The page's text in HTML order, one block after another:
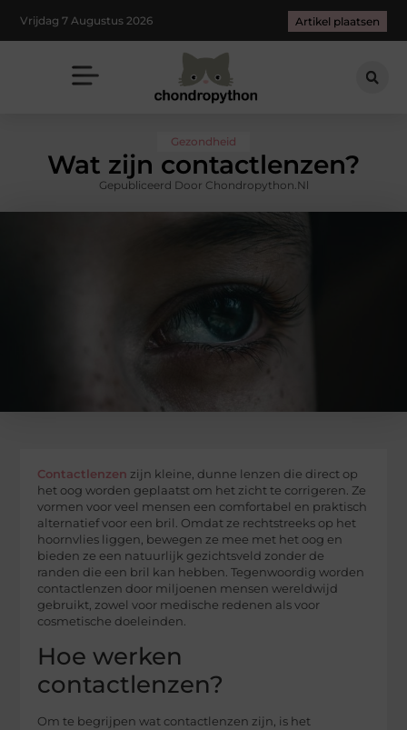
Vrijdag 7 Augustus 2026 Artikel plaatsen
Gezondheid
Wat zijn contactlenzen?
Gepubliceerd Door Chondropython.nl
Contactlenzen zijn kleine, dunne lenzen die direct op
het oog worden geplaatst om het zicht te corrigeren. Ze
vormen voor veel mensen een comfortabel en praktisch
alternatief voor een bril. Omdat ze rechtstreeks op het
hoornvlies liggen, bewegen ze mee met het oog en
bieden ze een natuurlijk gezichtsveld zonder de
randen die een bril kan hebben. Tegenwoordig worden
contactlenzen door miljoenen mensen wereldwijd
gebruikt, zowel voor medische redenen als voor
cosmetische doeleinden.
Hoe werken
contactlenzen?
Om te begrijpen wat contactlenzen zijn, is het